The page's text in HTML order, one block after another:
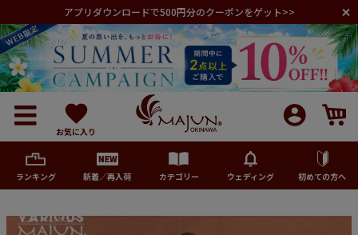
アプリダウンロードで500円分のクーポンをゲット>>
お気に入り
ランキング 新着／再入荷 カテゴリー ウェディング 初めての方へ
メンズ